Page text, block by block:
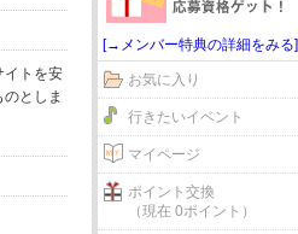
イトを安
としま
[→メンバー特典の詳細をみる]
お気に入り
行きたいイベント
マイページ
ポイント交換
（現在 0ポイント）